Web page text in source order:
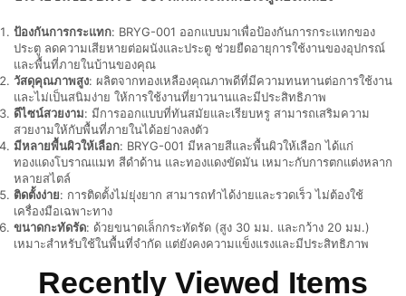
ป้องกันการกระแทก: BRYG-001 ออกแบบมาเพื่อป้องกันการกระแทกของ
ประตู ลดความเสียหายต่อผนังและประตู ช่วยยืดอายุการใช้งานของอุปกรณ์
และพื้นที่ภายในบ้านของคุณ
วัสดุคุณภาพสูง: ผลิตจากทองเหลืองคุณภาพดีที่มีความทนทานต่อการใช้งาน
และไม่เป็นสนิมง่าย ให้การใช้งานที่ยาวนานและมีประสิทธิภาพ
ดีไซน์สวยงาม: มีการออกแบบที่ทันสมัยและเรียบหรู สามารถเสริมความ
สวยงามให้กับพื้นที่ภายในได้อย่างลงตัว
มีหลายพื้นผิวให้เลือก: BRYG-001 มีหลายสีและพื้นผิวให้เลือก ได้แก่
ทองแดงโบราณแมท สีดำด้าน และทองแดงขัดมัน เหมาะกับการตกแต่งหลาก
หลายสไตล์
ติดตั้งง่าย: การติดตั้งไม่ยุ่งยาก สามารถทำได้ง่ายและรวดเร็ว ไม่ต้องใช้
เครื่องมือเฉพาะทาง
ขนาดกะทัดรัด: ด้วยขนาดเล็กกระทัดรัด (สูง 30 มม. และกว้าง 20 มม.)
เหมาะสำหรับใช้ในพื้นที่จำกัด แต่ยังคงความแข็งแรงและมีประสิทธิภาพ
Recently Viewed Items